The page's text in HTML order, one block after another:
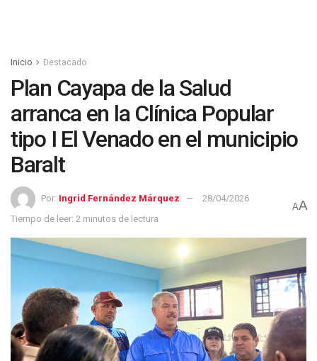
Inicio Destacado
Plan Cayapa de la Salud
arranca en la Clínica Popular
tipo I El Venado en el municipio
Baralt
Por: Ingrid Fernández Márquez
28/04/2026
Tiempo de leer: 2 minutos de lectura
AA